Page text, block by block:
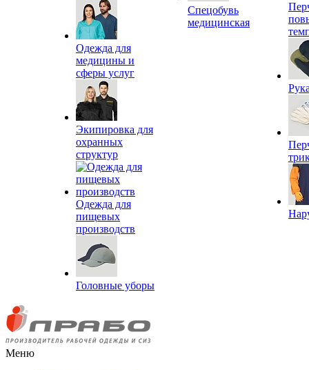
Одежда для
медицины и
сферы услуг
Экипировка для
охранных
структур
Одежда для
пищевых
производств
Головные уборы
Спецобувь
медицинская
Меню